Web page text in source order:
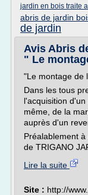
jardin en bois traite
abris de jardin
de jardin
Avis Abris
" Le
"Le montage de
Dans les tous
l'acquisition
même, de la
auprès d'un
Préalablement
de TRIGANO
Lire la suite
Site : http://